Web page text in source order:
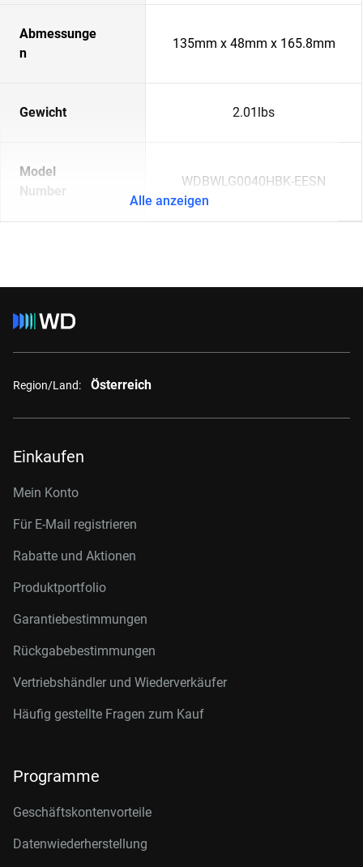
Abmessunge
n
135mm x 48mm x 165.8mm
Gewicht 2.01lbs
Model
Number
WDBWLG0040HBK-EESN
Alle anzeigen
Region/Land: Österreich
Einkaufen
Mein Konto
Für E-Mail registrieren
Rabatte und Aktionen
Produktportfolio
Garantiebestimmungen
Rückgabebestimmungen
Vertriebshändler und Wiederverkäufer
Häufig gestellte Fragen zum Kauf
Programme
Geschäftskontenvorteile
Datenwiederherstellung